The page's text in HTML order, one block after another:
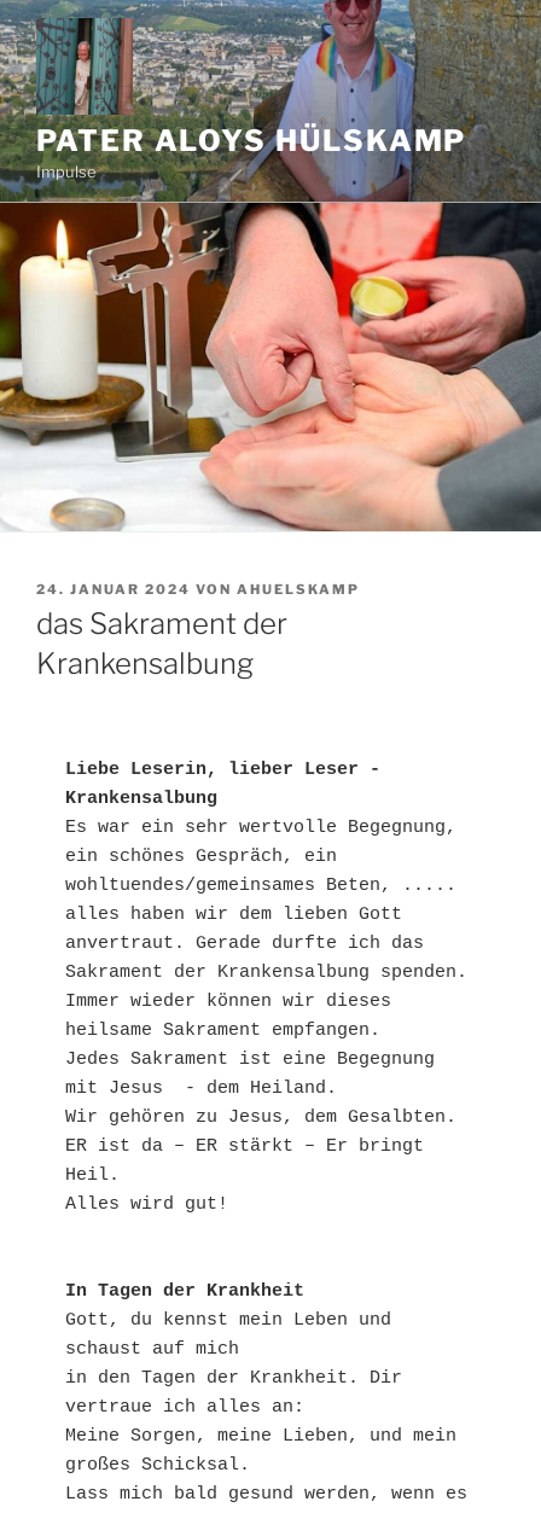
Zum
Inhalt
springen
PATER ALOYS HÜLSKAMP
Impulse
VERÖFFENTLICHT
AM
24. JANUAR 2024 VON AHUELSKAMP
das Sakrament der
Krankensalbung
Liebe Leserin, lieber Leser -
Krankensalbung
Es war ein sehr wertvolle Begegnung,
ein schönes Gespräch, ein
wohltuendes/gemeinsames Beten, .....
alles haben wir dem lieben Gott
anvertraut. Gerade durfte ich das
Sakrament der Krankensalbung spenden.
Immer wieder können wir dieses
heilsame Sakrament empfangen.
Jedes Sakrament ist eine Begegnung
mit Jesus  - dem Heiland.
Wir gehören zu Jesus, dem Gesalbten.
ER ist da – ER stärkt – Er bringt
Heil.
Alles wird gut!
In Tagen der Krankheit
Gott, du kennst mein Leben und
schaust auf mich
in den Tagen der Krankheit. Dir
vertraue ich alles an:
Meine Sorgen, meine Lieben, und mein
großes Schicksal.
Lass mich bald gesund werden, wenn es